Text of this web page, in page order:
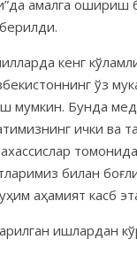
амалга ошириш
кенг
ўз
Бунда
ички ва
билан
аҳамият касб
ишлардан